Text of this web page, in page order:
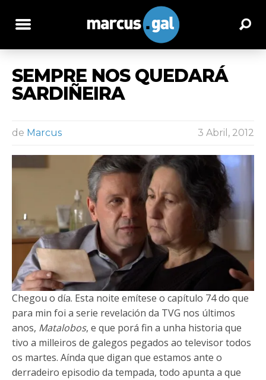
SEMPRE NOS QUEDARÁ
SARDIÑEIRA
de Marcus 3 Abril, 2012
Chegou o día. Esta noite emítese o capítulo 74 do que
para min foi a serie revelación da TVG nos últimos
anos, Matalobos, e que porá fin a unha historia que
tivo a milleiros de galegos pegados ao televisor todos
os martes. Aínda que digan que estamos ante o
derradeiro episodio da tempada, todo apunta a que